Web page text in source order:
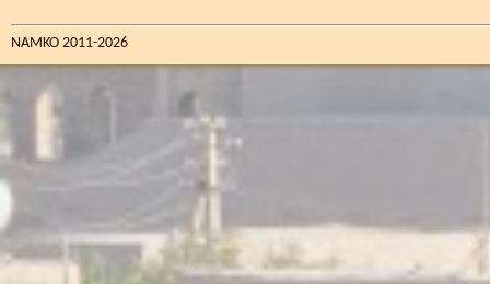
NAMKO 2011-2026